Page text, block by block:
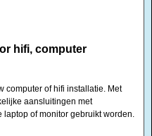
hifi, computer
computer of hifi installatie. Met
aansluitingen met
laptop of monitor gebruikt worden.